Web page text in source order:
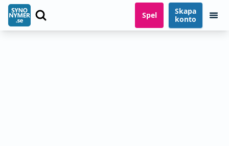
Spel
Skapa
konto